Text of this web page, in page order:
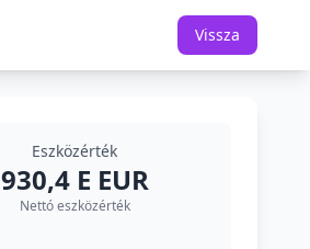
Vissza
Eszközérték
930,4 E EUR
Nettó eszközérték